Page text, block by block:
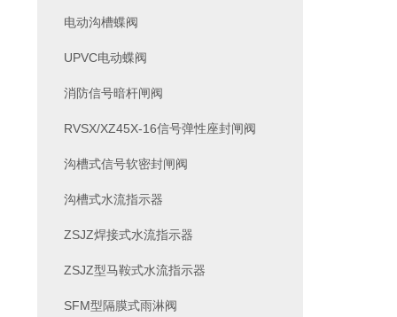
电动沟槽蝶阀
UPVC电动蝶阀
消防信号暗杆闸阀
RVSX/XZ45X-16信号弹性座封闸阀
沟槽式信号软密封闸阀
沟槽式水流指示器
ZSJZ焊接式水流指示器
ZSJZ型马鞍式水流指示器
SFM型隔膜式雨淋阀